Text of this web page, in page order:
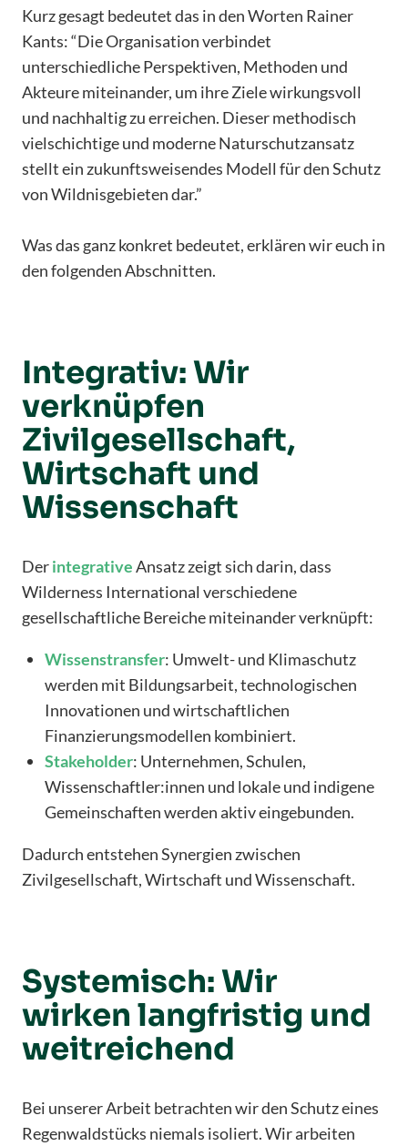
Kurz gesagt bedeutet das in den Worten Rainer
Kants: “Die Organisation verbindet
unterschiedliche Perspektiven, Methoden und
Akteure miteinander, um ihre Ziele wirkungsvoll
und nachhaltig zu erreichen. Dieser methodisch
vielschichtige und moderne Naturschutzansatz
stellt ein zukunftsweisendes Modell für den Schutz
von Wildnisgebieten dar.”
Was das ganz konkret bedeutet, erklären wir euch in
den folgenden Abschnitten.
Integrativ: Wir
verknüpfen
Zivilgesellschaft,
Wirtschaft und
Wissenschaft
DerintegrativeAnsatz zeigt sich darin, dass
Wilderness International verschiedene
gesellschaftliche Bereiche miteinander verknüpft:
Wissenstransfer: Umwelt- und Klimaschutz
werden mit Bildungsarbeit, technologischen
Innovationen und wirtschaftlichen
Finanzierungsmodellen kombiniert.
Stakeholder: Unternehmen, Schulen,
Wissenschaftler:innen und lokale und indigene
Gemeinschaften werden aktiv eingebunden.
Dadurch entstehen Synergien zwischen
Zivilgesellschaft, Wirtschaft und Wissenschaft.
Systemisch: Wir
wirken langfristig und
weitreichend
Bei unserer Arbeit betrachten wir den Schutz eines
Regenwaldstücks niemals isoliert. Wir arbeiten